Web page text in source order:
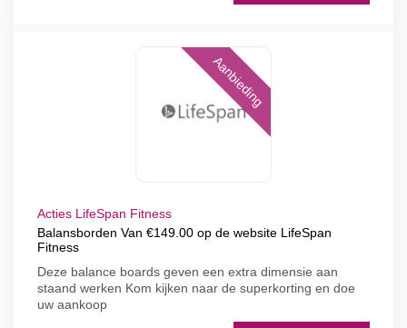
Aanbieding
Acties LifeSpan Fitness
Balansborden Van €149.00 op de website LifeSpan
Fitness
Deze balance boards geven een extra dimensie aan
staand werken Kom kijken naar de superkorting en doe
uw aankoop